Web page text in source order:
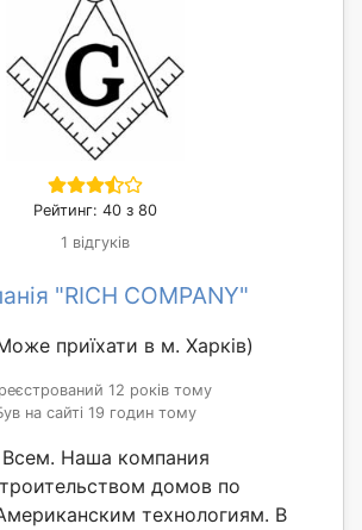
Рейтинг: 40 з 80
1 відгуків
"RICH COMPANY"
приїхати в м. Харків)
12 років тому
на сайті 19 годин тому
Наша компания
домов по
технологиям. В